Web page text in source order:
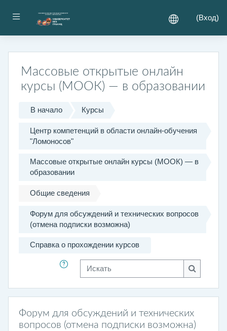
Боковая панель (Вход)
Массовые открытые онлайн
курсы (МООК) — в образовании
В начало Курсы
Центр компетенций в области онлайн-обучения
"Ломоносов"
Массовые открытые онлайн курсы (МООК) — в
образовании
Общие сведения
Форум для обсуждений и технических вопросов
(отмена подписки возможна)
Справка о прохождении курсов
Искать
Искать
Форум для обсуждений и технических
вопросов (отмена подписки возможна)